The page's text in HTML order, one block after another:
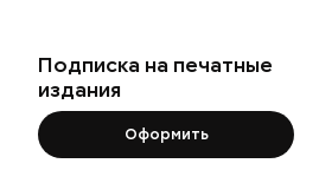
Подписка на печатные
издания
Оформить